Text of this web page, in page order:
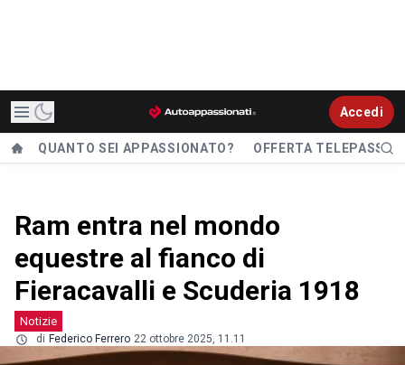
Accedi
QUANTO SEI APPASSIONATO? OFFERTA TELEPASS
Ram entra nel mondo
equestre al fianco di
Fieracavalli e Scuderia 1918
Notizie
di Federico Ferrero 22 ottobre 2025, 11.11